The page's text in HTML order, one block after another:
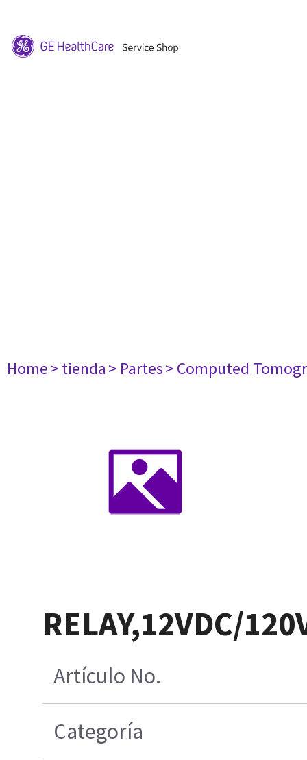
Home> tienda> Partes> Computed
RELAY,12VDC/
Artículo No.
Categoría